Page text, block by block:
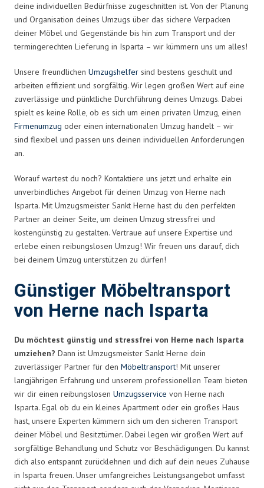
deine individuellen Bedürfnisse zugeschnitten ist. Von der Planung
und Organisation deines Umzugs über das sichere Verpacken
deiner Möbel und Gegenstände bis hin zum Transport und der
termingerechten Lieferung in Isparta – wir kümmern uns um alles!
Unsere freundlichen Umzugshelfer sind bestens geschult und
arbeiten effizient und sorgfältig. Wir legen großen Wert auf eine
zuverlässige und pünktliche Durchführung deines Umzugs. Dabei
spielt es keine Rolle, ob es sich um einen privaten Umzug, einen
Firmenumzug oder einen internationalen Umzug handelt – wir
sind flexibel und passen uns deinen individuellen Anforderungen
an.
Worauf wartest du noch? Kontaktiere uns jetzt und erhalte ein
unverbindliches Angebot für deinen Umzug von Herne nach
Isparta. Mit Umzugsmeister Sankt Herne hast du den perfekten
Partner an deiner Seite, um deinen Umzug stressfrei und
kostengünstig zu gestalten. Vertraue auf unsere Expertise und
erlebe einen reibungslosen Umzug! Wir freuen uns darauf, dich
bei deinem Umzug unterstützen zu dürfen!
Günstiger Möbeltransport
von Herne nach Isparta
Du möchtest günstig und stressfrei von Herne nach Isparta
umziehen? Dann ist Umzugsmeister Sankt Herne dein
zuverlässiger Partner für den Möbeltransport! Mit unserer
langjährigen Erfahrung und unserem professionellen Team bieten
wir dir einen reibungslosen Umzugsservice von Herne nach
Isparta. Egal ob du ein kleines Apartment oder ein großes Haus
hast, unsere Experten kümmern sich um den sicheren Transport
deiner Möbel und Besitztümer. Dabei legen wir großen Wert auf
sorgfältige Behandlung und Schutz vor Beschädigungen. Du kannst
dich also entspannt zurücklehnen und dich auf dein neues Zuhause
in Isparta freuen. Unser umfangreiches Leistungsangebot umfasst